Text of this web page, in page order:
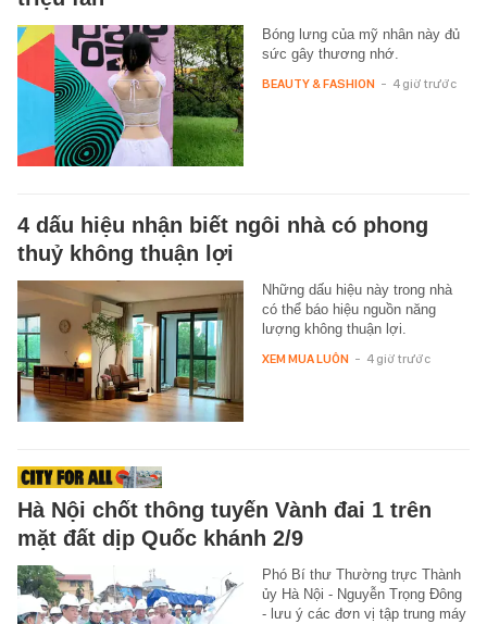
Bóng lưng của mỹ nhân này đủ
sức gây thương nhớ.
BEAUTY & FASHION - 4 giờ trước
4 dấu hiệu nhận biết ngôi nhà có phong
thuỷ không thuận lợi
Những dấu hiệu này trong nhà
có thể báo hiệu nguồn năng
lượng không thuận lợi.
XEM MUA LUÔN - 4 giờ trước
Hà Nội chốt thông tuyến Vành đai 1 trên
mặt đất dịp Quốc khánh 2/9
Phó Bí thư Thường trực Thành
ủy Hà Nội - Nguyễn Trọng Đông
- lưu ý các đơn vị tập trung máy